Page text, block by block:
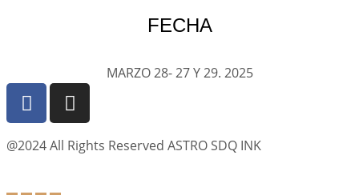
FECHA
MARZO 28- 27 Y 29. 2025
@2024 All Rights Reserved ASTRO SDQ INK